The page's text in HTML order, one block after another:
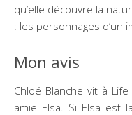
qu’elle découvre la
: les personnages d’un
Mon avis
Chloé Blanche vit à
amie Elsa. Si Elsa est